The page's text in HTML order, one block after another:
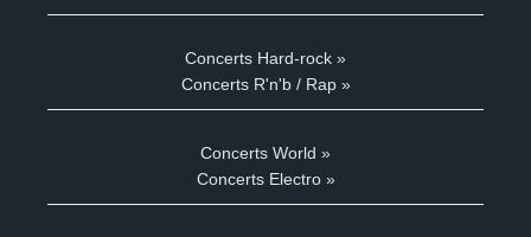
Concerts Hard-rock »
Concerts R'n'b / Rap »
Concerts World »
Concerts Electro »